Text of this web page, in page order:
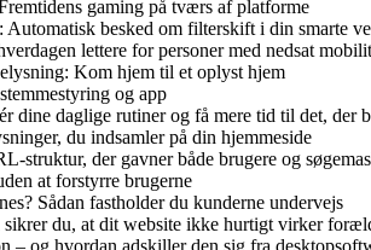
gaming på tværs af platforme
Automatisk besked om filterskift i din smarte
lettere for personer med nedsat
Kom hjem til et oplyst hjem
og app
dine daglige rutiner og få mere tid til det, der
du indsamler på din hjemmeside
struktur, der gavner både brugere og
at forstyrre brugerne
Sådan fastholder du kunderne undervejs
sikrer du, at dit website ikke hurtigt virker
– og hvordan adskiller den sig fra